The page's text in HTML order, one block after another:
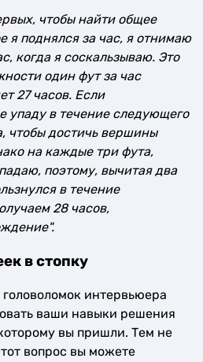
чтобы найти общее
я поднялся за час, я отнимаю
когда я соскальзываю. Это
один фут за час
27 часов. Если
упаду в течение следующего
чтобы достичь вершины
на каждые три фута,
поэтому, вычитая два
в течение
28 часов,
в стопку
интервьюера
ваши навыки решения
вы пришли. Тем не
вопрос вы можете